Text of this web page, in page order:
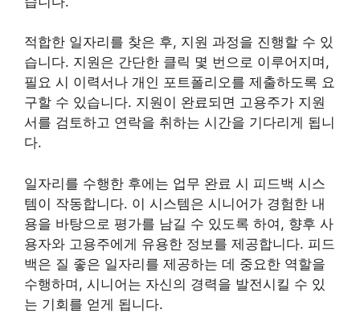
적합한 일자리를 찾은 후, 지원 과정을 진행할 수 있
습니다. 지원은 간단한 클릭 몇 번으로 이루어지며,
필요 시 이력서나 개인 포트폴리오를 제출하도록 요
구할 수 있습니다. 지원이 완료되면 고용주가 지원
서를 검토하고 연락을 취하는 시간을 기다리게 됩니
다.
일자리를 수행한 후에는 업무 완료 시 피드백 시스
템이 작동합니다. 이 시스템은 시니어가 경험한 내
용을 바탕으로 평가를 남길 수 있도록 하여, 향후 사
용자와 고용주에게 유용한 정보를 제공합니다. 피드
백은 질 좋은 일자리를 제공하는 데 중요한 역할을
수행하며, 시니어는 자신의 경력을 발전시킬 수 있
는 기회를 얻게 됩니다.